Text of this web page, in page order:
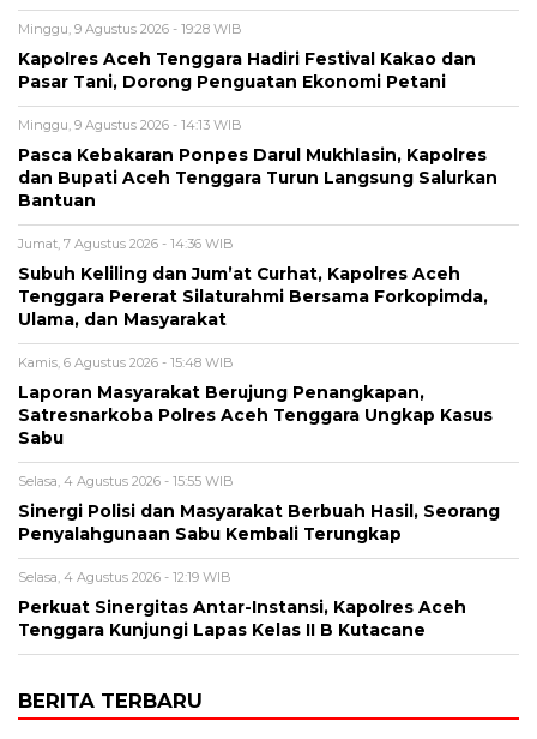
Minggu, 9 Agustus 2026 - 19:28 WIB
Kapolres Aceh Tenggara Hadiri Festival Kakao dan
Pasar Tani, Dorong Penguatan Ekonomi Petani
Minggu, 9 Agustus 2026 - 14:13 WIB
Pasca Kebakaran Ponpes Darul Mukhlasin, Kapolres
dan Bupati Aceh Tenggara Turun Langsung Salurkan
Bantuan
Jumat, 7 Agustus 2026 - 14:36 WIB
Subuh Keliling dan Jum’at Curhat, Kapolres Aceh
Tenggara Pererat Silaturahmi Bersama Forkopimda,
Ulama, dan Masyarakat
Kamis, 6 Agustus 2026 - 15:48 WIB
Laporan Masyarakat Berujung Penangkapan,
Satresnarkoba Polres Aceh Tenggara Ungkap Kasus
Sabu
Selasa, 4 Agustus 2026 - 15:55 WIB
Sinergi Polisi dan Masyarakat Berbuah Hasil, Seorang
Penyalahgunaan Sabu Kembali Terungkap
Selasa, 4 Agustus 2026 - 12:19 WIB
Perkuat Sinergitas Antar-Instansi, Kapolres Aceh
Tenggara Kunjungi Lapas Kelas II B Kutacane
BERITA TERBARU